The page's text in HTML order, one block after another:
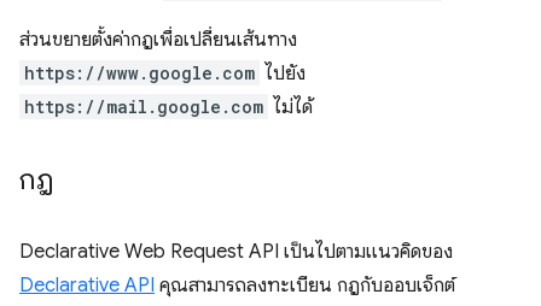
ส่วนขยายตั้งค่ากฎเพื่อเปลี่ยนเส้นทาง
https://www.google.com ไปยัง
https://mail.google.com ไม่ได้
กฎ
Declarative Web Request API เป็นไปตามแนวคิดของ
Declarative API คุณสามารถลงทะเบียน กฎกับออบเจ็กต์